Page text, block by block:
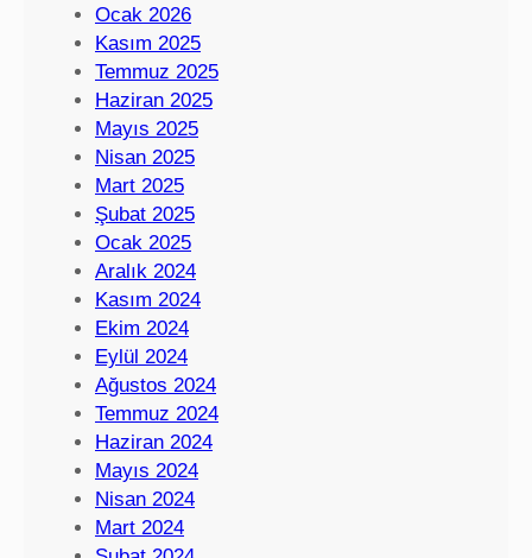
Ocak 2026
Kasım 2025
Temmuz 2025
Haziran 2025
Mayıs 2025
Nisan 2025
Mart 2025
Şubat 2025
Ocak 2025
Aralık 2024
Kasım 2024
Ekim 2024
Eylül 2024
Ağustos 2024
Temmuz 2024
Haziran 2024
Mayıs 2024
Nisan 2024
Mart 2024